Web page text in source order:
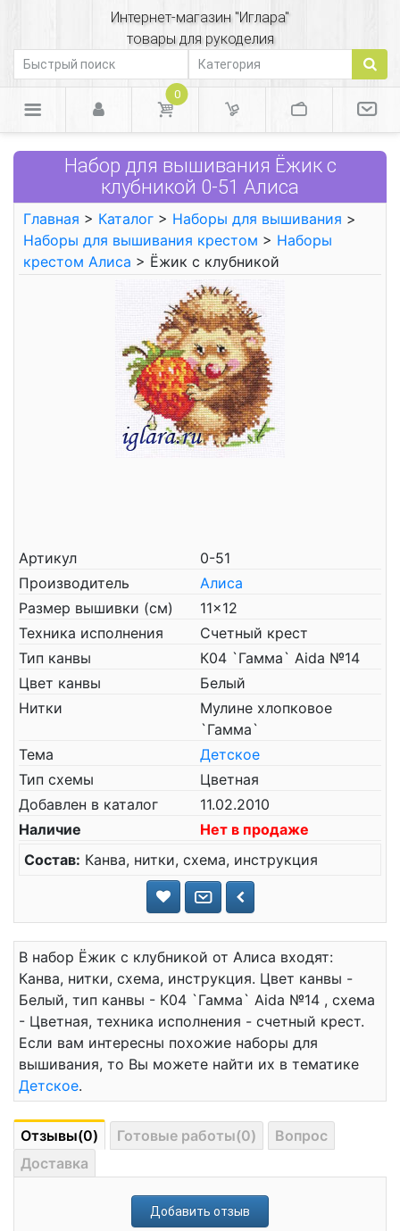
Интернет-магазин "Иглара"
товары для рукоделия
0
Набор для вышивания Ёжик с
клубникой 0-51 Алиса
Главная > Каталог > Наборы для вышивания >
Наборы для вышивания крестом > Наборы
крестом Алиса > Ёжик с клубникой
Артикул
0-51
Производитель
Алиса
Размер вышивки (см)
11x12
Техника исполнения
Счетный крест
Тип канвы
К04 `Гамма` Aida №14
Цвет канвы
Белый
Нитки
Мулине хлопковое
`Гамма`
Тема
Детское
Тип схемы
Цветная
Добавлен в каталог
11.02.2010
Наличие
Нет в продаже
Состав: Канва, нитки, схема, инструкция
В набор Ёжик с клубникой от Алиса входят:
Канва, нитки, схема, инструкция. Цвет канвы -
Белый, тип канвы - К04 `Гамма` Aida №14 , схема
- Цветная, техника исполнения - счетный крест.
Если вам интересны похожие наборы для
вышивания, то Вы можете найти их в тематике
Детское.
Отзывы(0) Готовые работы(0)
Вопрос
Доставка
Добавить отзыв